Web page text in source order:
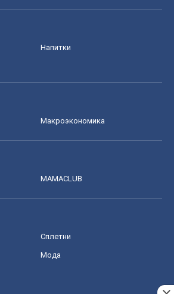
Напитки
Mакроэкономика
MAMACLUB
Сплетни
Мода